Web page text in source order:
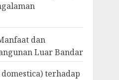
dan
Luar Bandar
terhadap